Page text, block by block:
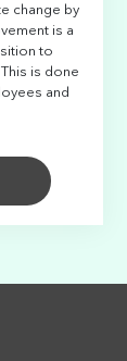
change by
is a
to
is done
and